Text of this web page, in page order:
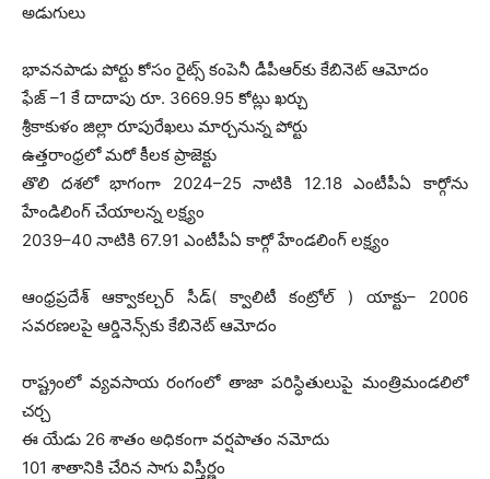
అడుగులు
భావనపాడు పోర్టు కోసం రైట్స్‌ కంపెనీ డీపీఆర్‌కు కేబినెట్‌ ఆమోదం
ఫేజ్‌ –1 కే దాదాపు రూ. 3669.95 కోట్లు ఖర్చు
శ్రీకాకుళం జిల్లా రూపురేఖలు మార్చనున్న పోర్టు
ఉత్తరాంధ్రలో మరో కీలక ప్రాజెక్టు
తొలి దశలో భాగంగా 2024–25 నాటికి 12.18 ఎంటీపీఏ కార్గోను
హేండిలింగ్‌ చేయాలన్న లక్ష్యం
2039–40 నాటికి 67.91 ఎంటీపీఏ కార్గో హేండలింగ్‌ లక్ష్యం
ఆంధ్రప్రదేశ్‌ ఆక్వాకల్చర్‌ సీడ్‌( క్వాలిటీ కంట్రోల్‌ ) యాక్టు– 2006
సవరణలపై ఆర్డినెన్స్‌కు కేబినెట్‌ ఆమోదం
రాష్ట్రంలో వ్యవసాయ రంగంలో తాజా పరిస్ధితులుపై మంత్రిమండలిలో
చర్చ
ఈ యేడు 26 శాతం అధికంగా వర్షపాతం నమోదు
101 శాతానికి చేరిన సాగు విస్తీర్ణం